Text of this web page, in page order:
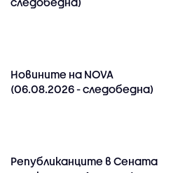
Новините на NOVA
(06.08.2026 - следобедна)
Републиканците в Сената